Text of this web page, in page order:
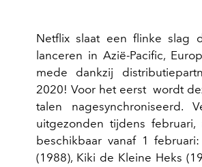
Netflix slaat een flinke slag
lanceren in Azië-Pacific,
mede dankzij
2020! Voor het eerst wordt
talen nagesynchroniseerd.
uitgezonden tijdens
beschikbaar vanaf 1
(1988), Kiki de Kleine Heks